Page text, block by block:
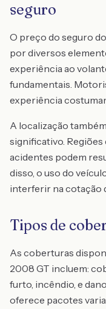
seguro
O preço do seguro
por diversos
experiência ao
fundamentais.
experiência
A localização
significativo.
acidentes podem
disso, o uso do
interferir na cotação
Tipos de
As coberturas
2008 GT incluem:
furto, incêndio, e
oferece pacotes